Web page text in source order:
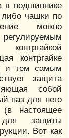
в подшипнике
либо чашки по
можно
контргайке
и тем самым
защита
собой
паз для него
(в настоящее
для защиты
Вот как